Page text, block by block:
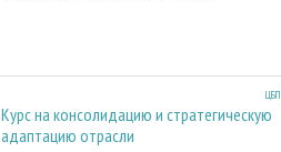
ЦБП
Курс на консолидацию и стратегическую
адаптацию отрасли